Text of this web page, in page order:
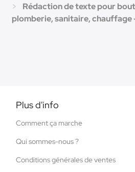
Rédaction de texte pour
plomberie, sanitaire, chauffage
Plus d'info
Comment ça marche
Qui sommes-nous ?
Conditions générales de ventes